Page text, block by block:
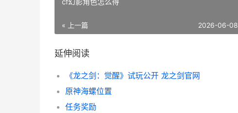
« 上一篇 2026-06-08
延伸阅读
《龙之剑：觉醒》试玩公开 龙之剑官网
原神海螺位置
任务奖励